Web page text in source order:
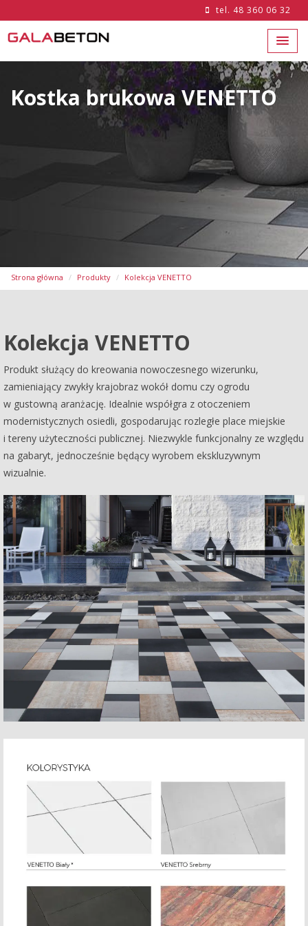
tel. 48 360 06 32
Kostka brukowa VENETTO
Strona główna Produkty Kolekcja VENETTO
Kolekcja VENETTO
Produkt służący do kreowania nowoczesnego wizerunku,
zamieniający zwykły krajobraz wokół domu czy ogrodu
w gustowną aranżację. Idealnie współgra z otoczeniem
modernistycznych osiedli, gospodarując rozległe place miejskie
i tereny użyteczności publicznej. Niezwykle funkcjonalny ze względu
na gabaryt, jednocześnie będący wyrobem ekskluzywnym
wizualnie.